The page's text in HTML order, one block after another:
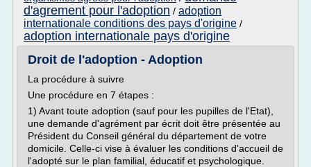
d'agrement pour l'adoption / adoption
internationale conditions des pays d'origine /
adoption internationale pays d'origine
Droit de l'adoption - Adoption
La procédure à suivre
Une procédure en 7 étapes :
1) Avant toute adoption (sauf pour les pupilles de l'Etat),
une demande d'agrément par écrit doit être présentée au
Président du Conseil général du département de votre
domicile. Celle-ci vise à évaluer les conditions d'accueil de
l'adopté sur le plan familial, éducatif et psychologique.